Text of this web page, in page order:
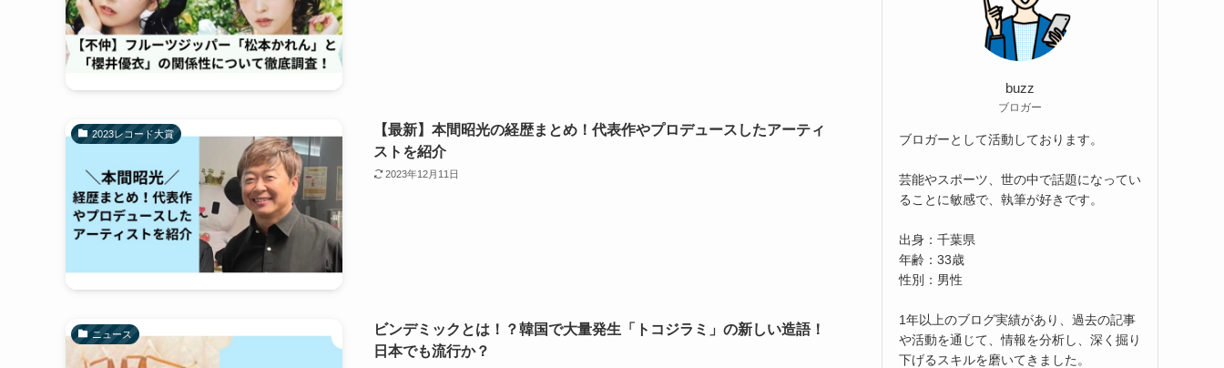
2023レコード大賞
【最新】本間昭光の経歴まとめ！代表作やプロデュースしたアーティ
ストを紹介
2023年12月11日
ニュース
ビンデミックとは！？韓国で大量発生「トコジラミ」の新しい造語！
日本でも流行か？
buzz
ブロガー
ブロガーとして活動しております。
芸能やスポーツ、世の中で話題になってい
ることに敏感で、執筆が好きです。
出身：千葉県
年齢：33歳
性別：男性
1年以上のブログ実績があり、過去の記事
や活動を通じて、情報を分析し、深く掘り
下げるスキルを磨いてきました。